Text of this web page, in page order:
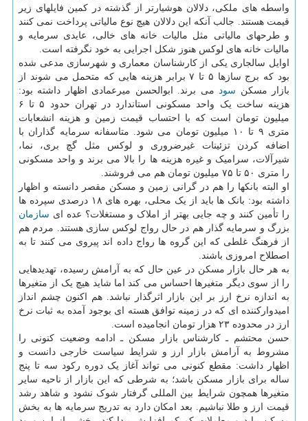
واسطه های ملکی، دلالان هوشیارتر از گذشته در کمین فایلهای زیر
قیمت هستند. جالب آنکه این دلالان هیچ نوع مالیاتی پرداخت نمی کنند
و طرحهای مالیاتی مثل مالیات خانه های خالی، عایدی سرمایه و
مالیات خانه های لوکس هنوز شکل اجرایی به خود نگرفته است.
اوایل سالجاری یکی از کارشناسان معماری و شهرسازی مدعی شده
بود که برج سازها ۵ تا ۷ برابر هزینه هایی که متحمل می شوند از
بازار مسکن سود می برند. ابوالحسن میرعمادی اظهار داشته بود:
هزینه ساخت یک واحد مسکونی استاندارد در تهران حدود ۵ تا ۶
میلیون تومان است که با احتساب قیمت زمین و هزینه انشعابات
متری ۹ تا ۱۰ میلیون تومان می شود. متاسفانه سرمایه گذاران با
اضافه کردن تزئینات غیرضروری و لوکس مثل گچ بری، نما،
شیرآلات، سرامیک و غیره هزینه ها را بالا می برند و واحد مسکونی
را متری ۵۰ تا ۷۵ میلیون تومان هم می فروشند.
او البته بانکها را هم در گرانی زمین و مسکن مقصر دانسته و اظهار
داشته بود: بانک ها باید از یک محلی، بهره های ۱۸ درصدی سپرده ها
را تأمین کنند و چه جایی بهتر از املاک و مستغلات؟ عده ای سازمان
بزرگ و سرمایه گذار هم در حال رواج لوکس سازی هستند. مردم هم
از فرهنگ غلطی که این گروه ها رواج داده اند پیروی می کنند تا به
اصطلاح امروزی باشند.
به هر حال بازار مسکن در عین حال که به آرامش رسیده، تهدیدهایی
را از سوی دیگر متغیرها احساس می کند اما شاید هیچ یک از متغیرها
به اندازه نرخ ارز بر این بازار اثرگذار نباشد. هم اکنون چشم انداز
امیدوارکننده ای که در زمینه توافق هسته ای بوجود آمده به ثبات نرخ
ارز در محدوده ۲۳ هزار تومان انجامیده است.
حسن محتشم ـ کارشناس بازار مسکن ـ ادامه وضعیت کنونی را
مشروط به آرامش بازار ارز و شرایط سیاست خارجی دانست و
اظهار داشت: مقطع کنونی می تواند آغاز یک دوره رکود سه تا پنج
ساله برای بازار مسکن باشد؛ به شرطی که این بازار از ناحیه سایر
متغیرها همچون شرایط بین المللی گرفتار شوک نشود و شاهد رشد
قیمت ارز و طلا نباشیم. بعد امکان دارد به تدریج سرمایه ها به بخش